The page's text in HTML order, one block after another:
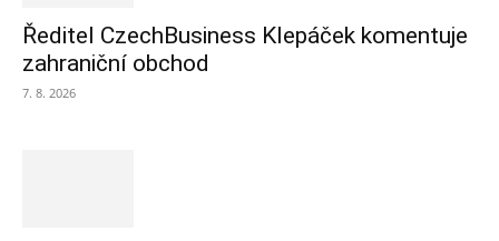
Ředitel CzechBusiness Klepáček komentuje
zahraniční obchod
7. 8. 2026